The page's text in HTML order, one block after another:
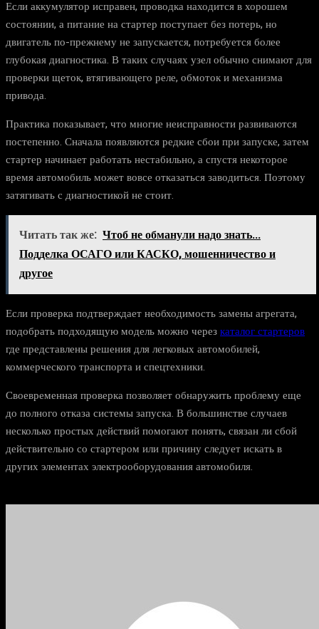
Если аккумулятор исправен, проводка находится в хорошем
состоянии, а питание на стартер поступает без потерь, но
двигатель по-прежнему не запускается, потребуется более
глубокая диагностика. В таких случаях узел обычно снимают для
проверки щеток, втягивающего реле, обмоток и механизма
привода.
Практика показывает, что многие неисправности развиваются
постепенно. Сначала появляются редкие сбои при запуске, затем
стартер начинает работать нестабильно, а спустя некоторое
время автомобиль может вовсе отказаться заводиться. Поэтому
затягивать с диагностикой не стоит.
Читать так же: Чтоб не обманули надо знать...
Подделка ОСАГО или КАСКО, мошенничество и
другое
Если проверка подтверждает необходимость замены агрегата,
подобрать подходящую модель можно черезкаталог стартеров
где представлены решения для легковых автомобилей,
коммерческого транспорта и спецтехники.
Своевременная проверка позволяет обнаружить проблему еще
до полного отказа системы запуска. В большинстве случаев
несколько простых действий помогают понять, связан ли сбой
действительно со стартером или причину следует искать в
других элементах электрооборудования автомобиля.